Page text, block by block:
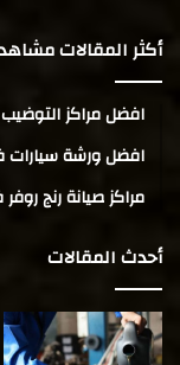
أكثر المقالات
افضل مراكز
افضل ورشة
مراكز صيانة رنج
أحدث المقالات